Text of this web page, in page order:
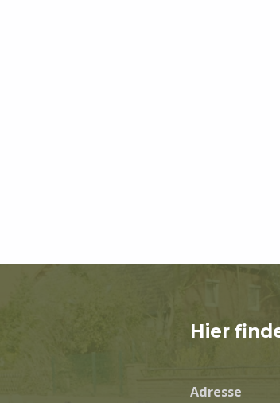
Hier
Adresse